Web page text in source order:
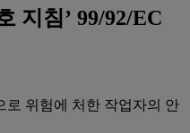
지침’ 99/92/EC
로 위험에 처한 작업자의 안